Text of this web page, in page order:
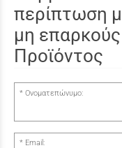
περίπτωση
μη
Προϊόντος
Ονοματεπώνυμο:
Email: